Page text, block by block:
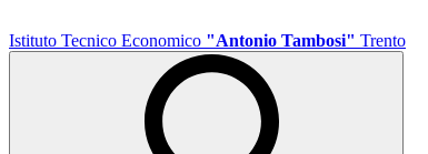
Istituto Tecnico Economico "Antonio Tambosi" Trento